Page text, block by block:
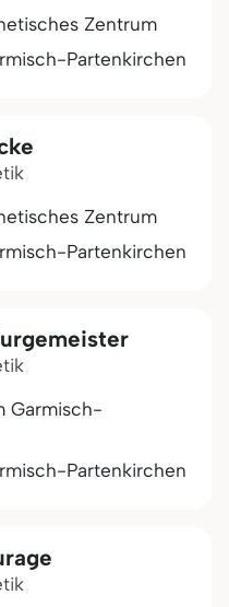
Zentrum
Partenkirchen
Zentrum
Partenkirchen
Garmisch-
Partenkirchen